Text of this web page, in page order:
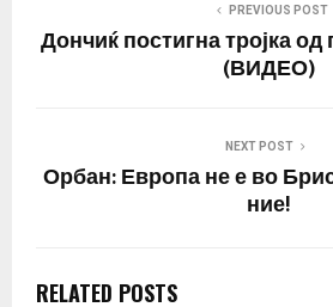
PREVIOUS POST
Дончиќ постигна тројка
(ВИДЕО)
NEXT POST
Орбан: Европа не е во
ние!
RELATED POSTS